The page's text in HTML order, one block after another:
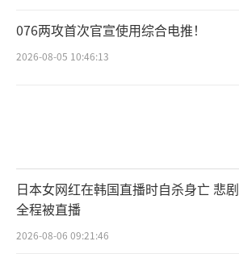
076两攻首次官宣使用综合电推！
2026-08-05 10:46:13
日本女网红在韩国直播时自杀身亡 悲剧
全程被直播
2026-08-06 09:21:46